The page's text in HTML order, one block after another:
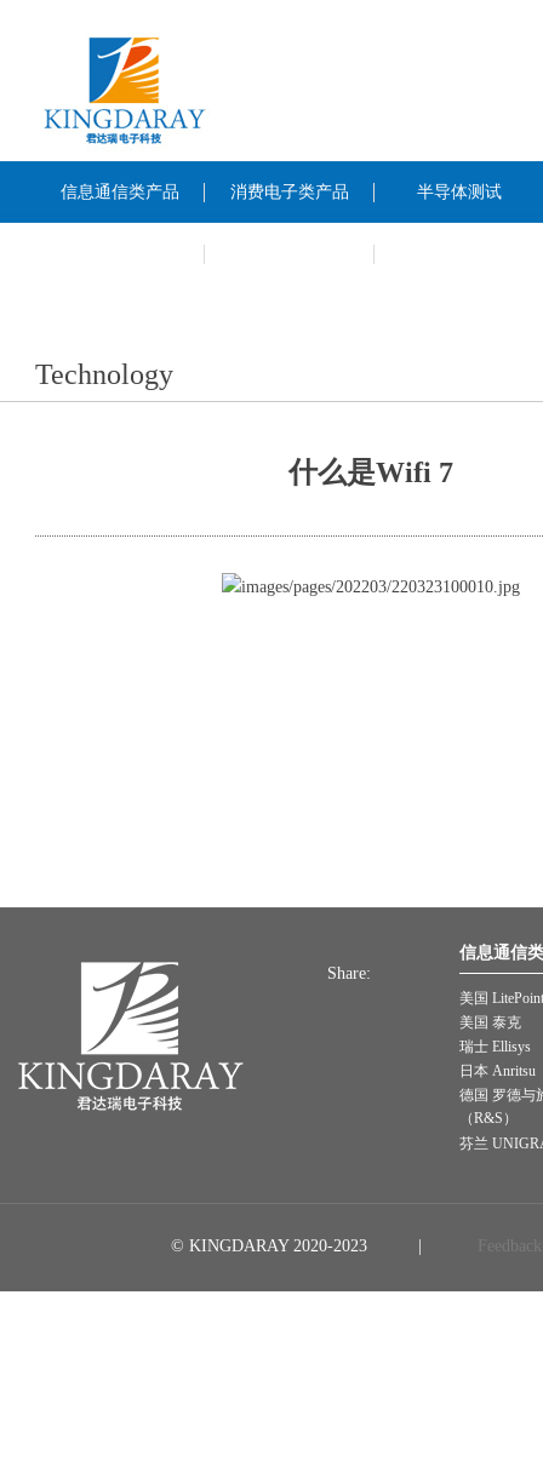
信息通信类产品 消费电子类产品 半导体测试
Technology
什么是Wifi 7
Share:
信息通信
美国 LitePoint
美国 泰克
瑞士 Ellisys
日本 Anritsu
德国 罗德与
（R&S）
芬兰
© KINGDARAY 2020-2023 | Feedback